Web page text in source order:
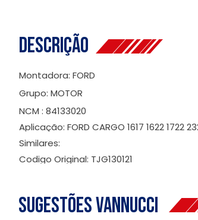
Descrição
Montadora: FORD
Grupo: MOTOR
NCM : 84133020
Aplicação: FORD CARGO 1617 1622 1722
Similares:
Codigo Original: TJG130121
Sugestões Vannucci